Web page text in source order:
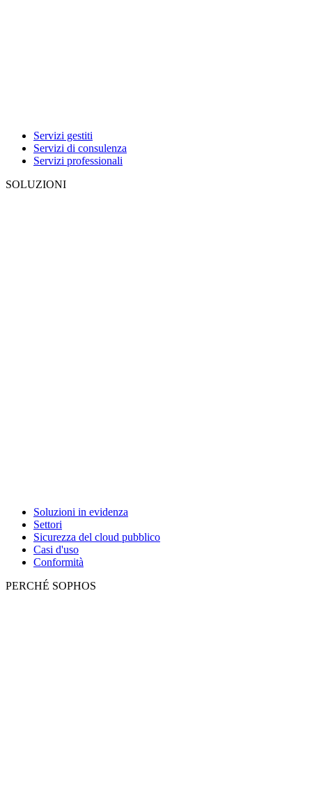
Servizi gestiti
Servizi di consulenza
Servizi professionali
SOLUZIONI
Soluzioni in evidenza
Settori
Sicurezza del cloud pubblico
Casi d'uso
Conformità
PERCHÉ SOPHOS